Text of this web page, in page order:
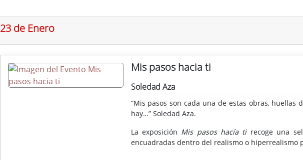
23 de Enero
Mis pasos hacia ti
Soledad Aza
“Mis pasos son cada una de estas obras,
hay…” Soledad Aza.
La exposición Mis pasos hacía tirecoge una
encuadradas dentro del realismo o hiperrealismo